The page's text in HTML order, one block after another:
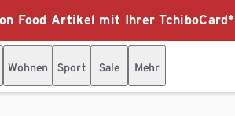
Food Artikel mit Ihrer TchiboCard*
Wohnen Sport Sale Mehr